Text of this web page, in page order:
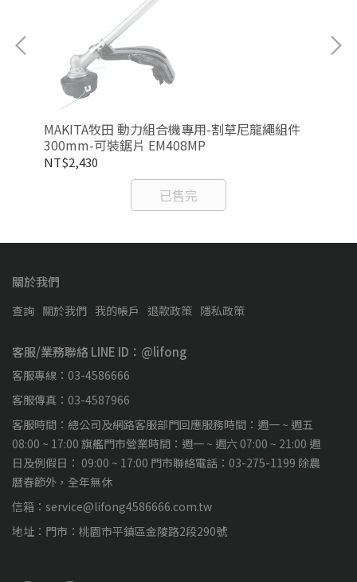
MAKITA牧田 動力組合機專用-割草尼龍繩組件
300mm-可裝鋸片 EM408MP
NT$2,430
已售完
關於我們
查詢 關於我們 我的帳戶 退款政策 隱私政策
客服/業務聯絡 LINE ID：@lifong
客服專線：03-4586666
客服傳真：03-4587966
客服時間：總公司及網路客服部門回應服務時間：週一 ~ 週五
08:00 ~ 17:00 旗艦門市營業時間：週一 ~ 週六 07:00 ~ 21:00 週
日及例假日： 09:00 ~ 17:00 門市聯絡電話：03-275-1199 除農
曆春節外，全年無休
信箱：service@lifong4586666.com.tw
地址：門市：桃園市平鎮區金陵路2段290號